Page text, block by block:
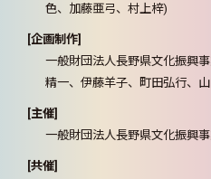
色、加藤亜弓、村上梓)
[企画制作]
一般財団法人長野県文化振興
精一、伊藤羊子、町田弘行、
[主催]
一般財団法人長野県文化振興
[共催]